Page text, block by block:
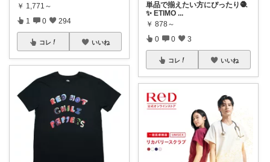
￥ 1,771～
1 0 294
コレ いいね
単品で揃えたい方にぴったり🧶
✨ ETIMO ...
￥ 878～
0 0 3
コレ いいね